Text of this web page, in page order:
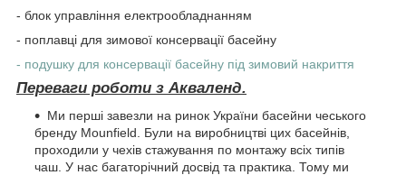
- блок управління електрообладнанням
- поплавці для зимової консервації басейну
- подушку для консервації басейну під зимовий накриття
Переваги роботи з Акваленд.
Ми перші завезли на ринок України басейни чеського
бренду Mounfield. Були на виробництві цих басейнів,
проходили у чехів стажування по монтажу всіх типів
чаш. У нас багаторічний досвід та практика. Тому ми